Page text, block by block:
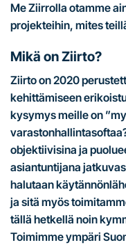
Me Ziirrolla otamme
projekteihin, mites
Mikä on Ziirto?
Ziirto on 2020
kehittämiseen
kysymys meille on
objektiivisina ja
asiantuntijana
halutaan
ja sitä myös
tällä hetkellä noin
Toimimme ympäri